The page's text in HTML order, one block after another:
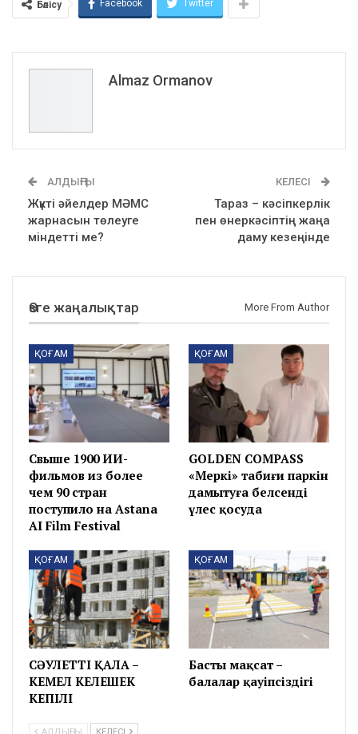
Бөлісу Facebook Twitter
Almaz Ormanov
АЛДЫҢҒЫ
Жүкті әйелдер МӘМС
жарнасын төлеуге
міндетті ме?
КЕЛЕСІ
Тараз – кәсіпкерлік
пен өнеркәсіптің жаңа
даму кезеңінде
Өзге жаңалықтар More From Author
ҚОҒАМ
Свыше 1900 ИИ-
фильмов из более
чем 90 стран
поступило на Astana
AI Film Festival
ҚОҒАМ
GOLDEN COMPASS
«Меркі» табиғи паркін
дамытуға белсенді
үлес қосуда
ҚОҒАМ
СӘУЛЕТТІ ҚАЛА –
КЕМЕЛ КЕЛЕШЕК
КЕПІЛІ
ҚОҒАМ
Басты мақсат –
балалар қауіпсіздігі